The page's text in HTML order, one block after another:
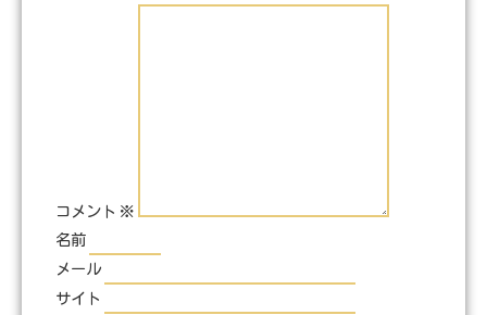
コメント ※
名前
メール
サイト